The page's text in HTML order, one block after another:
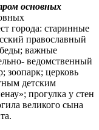
ом основных
города: старинные
православный
важные
ведомственный
зоопарк; церковь
детским
прогулка у стен
великого сына